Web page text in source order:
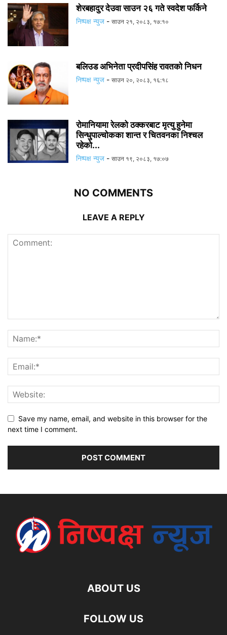
शेरबहादुर देउवा साउन २६ गते स्वदेश फर्किने
निष्पक्ष न्युज - साउन २१, २०८३, १७:१०
बलिउड अभिनेता प्रदीपसिंह रावतको निधन
निष्पक्ष न्युज - साउन २०, २०८३, १६:१८
रोमानियामा रेलको ठक्करबाट मृत्यु हुनेमा
सिन्धुपाल्चोकका शान्त र चितवनका निश्चल
रहेको...
निष्पक्ष न्युज - साउन १९, २०८३, १७:०७
NO COMMENTS
LEAVE A REPLY
Save my name, email, and website in this browser for the
next time I comment.
ABOUT US
FOLLOW US